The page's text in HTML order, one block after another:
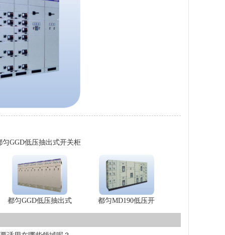
匀GGD低压抽出式开关柜
都匀GGD低压抽出式 都匀MD190低压开